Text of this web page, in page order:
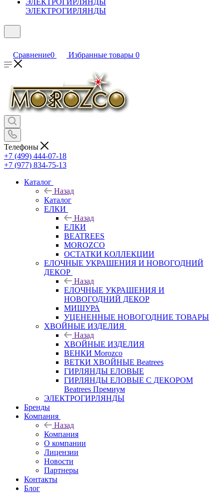
ЭЛЕКТРОГИРЛЯНДЫ
Сравнение0 Избранные товары 0
Телефоны
+7 (499) 444-07-18
+7 (977) 834-75-13
Каталог
Назад
Каталог
ЕЛКИ
Назад
ЕЛКИ
BEATREES
MOROZCO
ОСТАТКИ КОЛЛЕКЦИИ
ЕЛОЧНЫЕ УКРАШЕНИЯ И НОВОГОДНИЙ
ДЕКОР
Назад
ЕЛОЧНЫЕ УКРАШЕНИЯ И
НОВОГОДНИЙ ДЕКОР
МИШУРА
УЦЕНЕННЫЕ НОВОГОДНИЕ ТОВАРЫ
ХВОЙНЫЕ ИЗДЕЛИЯ
Назад
ХВОЙНЫЕ ИЗДЕЛИЯ
ВЕНКИ Morozco
ВЕТКИ ХВОЙНЫЕ Beatrees
ГИРЛЯНДЫ ЕЛОВЫЕ
ГИРЛЯНДЫ ЕЛОВЫЕ С ДЕКОРОМ
Beatrees Премиум
ЭЛЕКТРОГИРЛЯНДЫ
Бренды
Компания
Назад
Компания
О компании
Лицензии
Новости
Партнеры
Контакты
Блог